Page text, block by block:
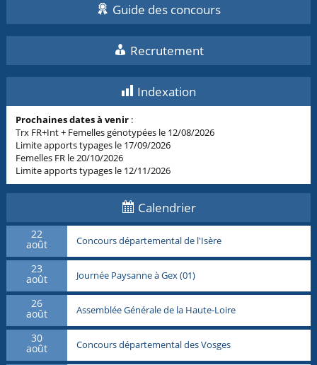
Guide des concours
Recrutement
Indexation
Prochaines dates à venir :
Trx FR+Int + Femelles génotypées le 12/08/2026
Limite apports typages le 17/09/2026
Femelles FR le 20/10/2026
Limite apports typages le 12/11/2026
Calendrier
22
août Concours départemental de l'Isère
23
août Journée Paysanne à Gex (01)
26
août Assemblée Générale de la Haute-Loire
30
août Concours départemental des Vosges